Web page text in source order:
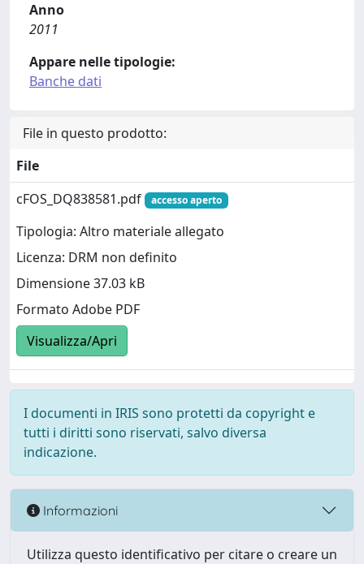
Anno
2011
Appare nelle tipologie:
Banche dati
File in questo prodotto:
File
cFOS_DQ838581.pdf
accesso aperto
Tipologia: Altro materiale allegato
Licenza: DRM non definito
Dimensione 37.03 kB
Formato Adobe PDF
Visualizza/Apri
I documenti in IRIS sono protetti da copyright e
tutti i diritti sono riservati, salvo diversa
indicazione.
Informazioni
Utilizza questo identificativo per citare o creare un